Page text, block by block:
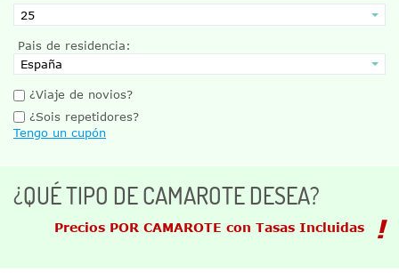
Pais de residencia:
¿Viaje de novios?
¿Sois repetidores?
Tengo un cupón
¿QUÉ TIPO DE CAMAROTE DESEA?
Precios POR CAMAROTE con Tasas Incluidas